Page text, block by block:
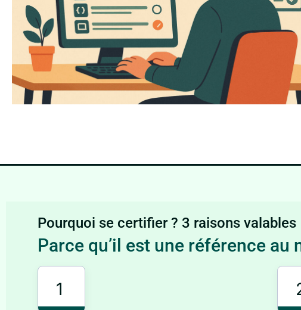
Pourquoi se certifier ? 3 raisons valables
Parce qu’il est une référence au
1